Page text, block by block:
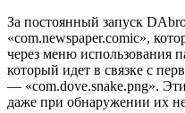
За постоянный запуск
«com.newspaper.comic»,
через меню использования
который идет в связке с
— «com.dove.snake.png».
даже при обнаружении их